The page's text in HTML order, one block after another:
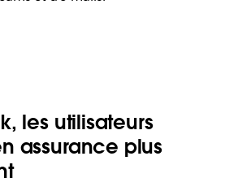
les utilisateurs
assurance plus